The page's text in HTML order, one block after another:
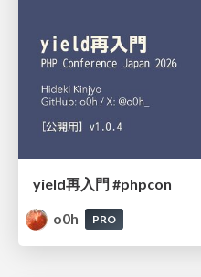
yield再入門 #phpcon
o0h
PRO